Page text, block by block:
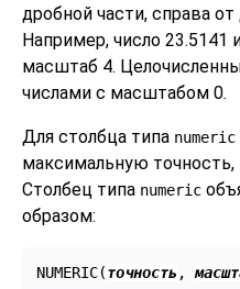
дробной части, справа
Например, число 23.5141
масштаб 4.
числами с масштабом 0.
Для столбца типа numeric
максимальную
Столбец типа numeric
образом:
NUMERIC(точность ,